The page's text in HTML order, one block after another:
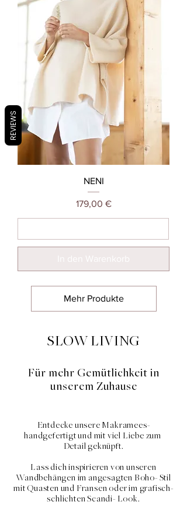
NENI
Preis
179,00 €
Mehr Produkte
SLOW LIVING
Für mehr Gemütlichkeit in
unserem Zuhause
Entdecke unsere Makramees-
handgefertigt und mit viel Liebe zum
Detail geknüpft.
Lass dich inspirieren von unseren
Wandbehängen im angesagten Boho- Stil
mit Quasten und Fransen oder im grafisch-
schlichten Scandi- Look.
REVIEWS